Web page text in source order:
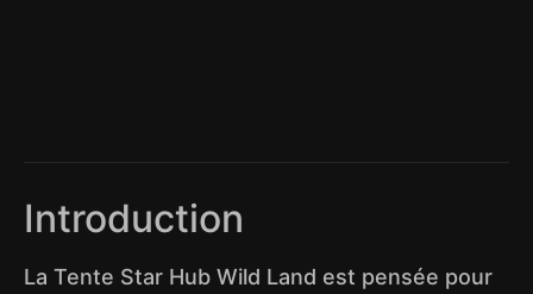
Introduction
La Tente Star Hub Wild Land est pensée pour